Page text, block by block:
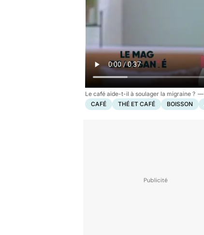
Le café aide-t-il à soulager la migraine ?
CAFÉ
THÉ ET CAFÉ BOISSON